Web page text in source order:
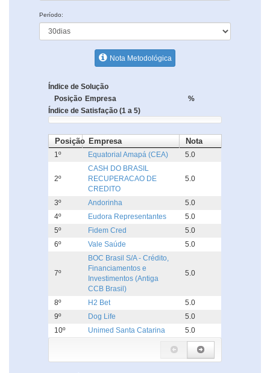
Período:
Nota Metodológica
Índice de Solução
Posição Empresa
%
Índice de Satisfação (1 a 5)
Posição Empresa Nota
1º Equatorial Amapá (CEA) 5.0
2º
CASH DO BRASIL
RECUPERACAO DE
CREDITO
5.0
3º Andorinha
5.0
4º
Eudora Representantes
5.0
5º
Fidem Cred
5.0
6º
Vale Saúde 5.0
7º
BOC Brasil S/A - Crédito,
Financiamentos e
Investimentos (Antiga
CCB Brasil)
5.0
8º H2 Bet
5.0
9º
Dog Life
5.0
10º
Unimed Santa Catarina 5.0